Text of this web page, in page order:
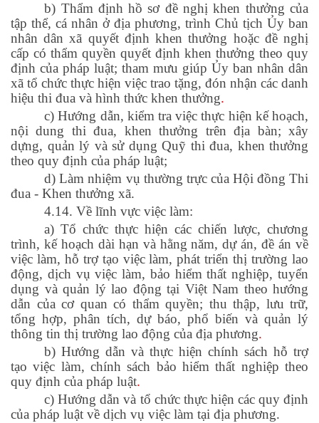
b) Thẩm định hồ sơ đề nghị khen thưởng của
tập thể, cá nhân ở địa phương, trình Chủ tịch Ủy ban
nhân dân xã quyết định khen thưởng hoặc đề nghị
cấp có thẩm quyền quyết định khen thưởng theo quy
định của pháp luật; tham mưu giúp Ủy ban nhân dân
xã tổ chức thực hiện việc trao tặng, đón nhận các danh
hiệu thi đua và hình thức khen thưởng.
c) Hướng dẫn, kiểm tra việc thực hiện kế hoạch,
nội dung thi đua, khen thưởng trên địa bàn; xây
dựng, quản lý và sử dụng Quỹ thi đua, khen thưởng
theo quy định của pháp luật;
d) Làm nhiệm vụ thường trực của Hội đồng Thi
đua - Khen thưởng xã.
4.14. Về lĩnh vực việc làm:
a) Tổ chức thực hiện các chiến lược, chương
trình, kế hoạch dài hạn và hằng năm, dự án, đề án về
việc làm, hỗ trợ tạo việc làm, phát triển thị trường lao
động, dịch vụ việc làm, bảo hiểm thất nghiệp, tuyển
dụng và quản lý lao động tại Việt Nam theo hướng
dẫn của cơ quan có thẩm quyền; thu thập, lưu trữ,
tổng hợp, phân tích, dự báo, phổ biến và quản lý
thông tin thị trường lao động của địa phương.
b) Hướng dẫn và thực hiện chính sách hỗ trợ
tạo việc làm, chính sách bảo hiểm thất nghiệp theo
quy định của pháp luật.
c) Hướng dẫn và tổ chức thực hiện các quy định
của pháp luật về dịch vụ việc làm tại địa phương.